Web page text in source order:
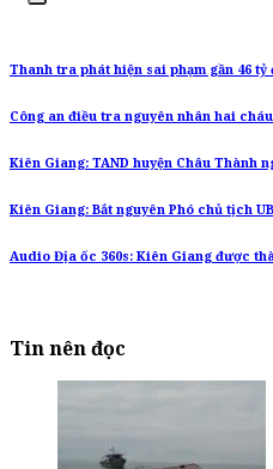
Thanh tra phát hiện sai phạm gần 46
Công an điều tra nguyên nhân hai
Kiên Giang: TAND huyện Châu Thành
Kiên Giang: Bắt nguyên Phó chủ tịch
Audio Địa ốc 360s: Kiên Giang được
Tin nên đọc